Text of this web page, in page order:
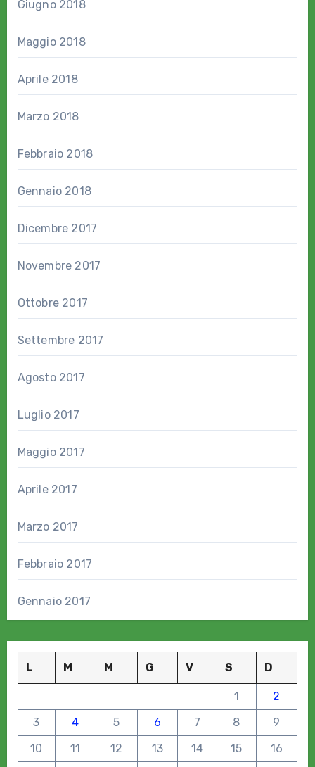
Giugno 2018
Maggio 2018
Aprile 2018
Marzo 2018
Febbraio 2018
Gennaio 2018
Dicembre 2017
Novembre 2017
Ottobre 2017
Settembre 2017
Agosto 2017
Luglio 2017
Maggio 2017
Aprile 2017
Marzo 2017
Febbraio 2017
Gennaio 2017
L M M G V S D
1
2
3
4 5 6 7 8
9
10
11 12 13 14 15
16